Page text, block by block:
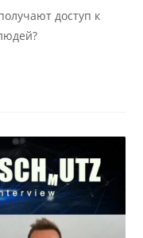
доступ к